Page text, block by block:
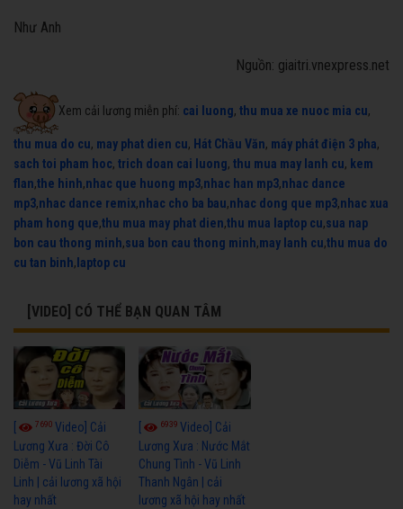
Như Anh
Nguồn: giaitri.vnexpress.net
Xem cải lương miễn phí: cai luong, thu mua xe nuoc mia cu,
thu mua do cu, may phat dien cu, Hát Chầu Văn, máy phát điện 3 pha,
sach toi pham hoc, trich doan cai luong, thu mua may lanh cu, kem
flan,the hinh,nhac que huong mp3,nhac han mp3,nhac dance
mp3,nhac dance remix,nhac cho ba bau,nhac dong que mp3,nhac xua
pham hong que,thu mua may phat dien,thu mua laptop cu,sua nap
bon cau thong minh,sua bon cau thong minh,may lanh cu,thu mua do
cu tan binh, laptop cu
[VIDEO] CÓ THỂ BẠN QUAN TÂM
7690 Video] Cải
Lương Xưa : Đời Cô
Diễm - Vũ Linh Tài
Linh | cải lương xã hội
hay nhất
6939Video] Cải
Lương Xưa : Nước Mắt
Chung Tình - Vũ Linh
Thanh Ngân | cải
lương xã hội hay nhất